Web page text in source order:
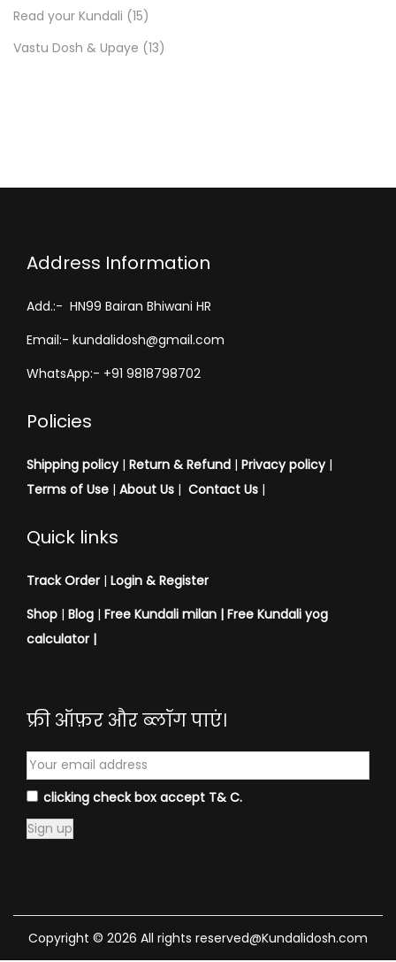
Read your Kundali (15)
Vastu Dosh & Upaye (13)
Address Information
Add.:- HN99 Bairan Bhiwani HR
Email:- kundalidosh@gmail.com
WhatsApp:- +91 9818798702
Policies
Shipping policy| Return & Refund | Privacy policy|
Terms of Use | About Us | Contact Us |
Quick links
Track Order | Login & Register
Shop | Blog | Free Kundali milan | Free Kundali yog
calculator |
फ्री ऑफ़र और ब्लॉग पाएं।
clicking check box accept T& C.
Copyright © 2026 All rights reserved@Kundalidosh.com